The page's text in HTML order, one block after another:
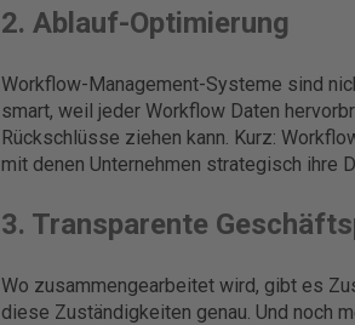
2. Ablauf-Optimierung
Workflow-Management-Systeme sind
smart, weil jeder Workflow Daten
Rückschlüsse ziehen kann. Kurz:
mit denen Unternehmen strategisch ihre
3. Transparente
Wo zusammengearbeitet wird, gibt es
diese Zuständigkeiten genau. Und noch